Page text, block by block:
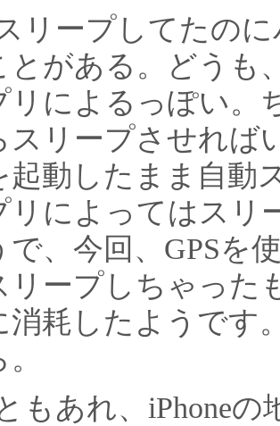
リープしてたの
とがある。どうも
リによるっぽい。
スリープさせれば
起動したまま自動
リによってはスリ
で、今回、GPSを
リープしちゃった
消耗したようです
もあれ、iPhone